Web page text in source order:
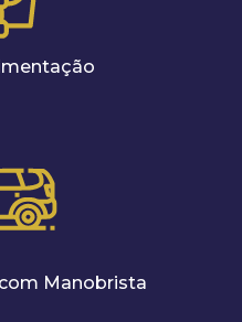
Manobrista